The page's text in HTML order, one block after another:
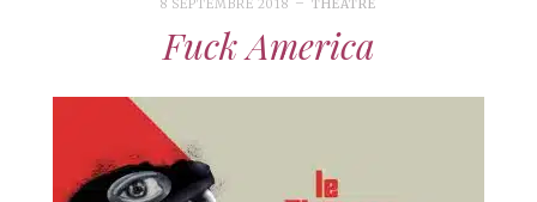
8 SEPTEMBRE 2018 THÉÂTRE
Fuck America